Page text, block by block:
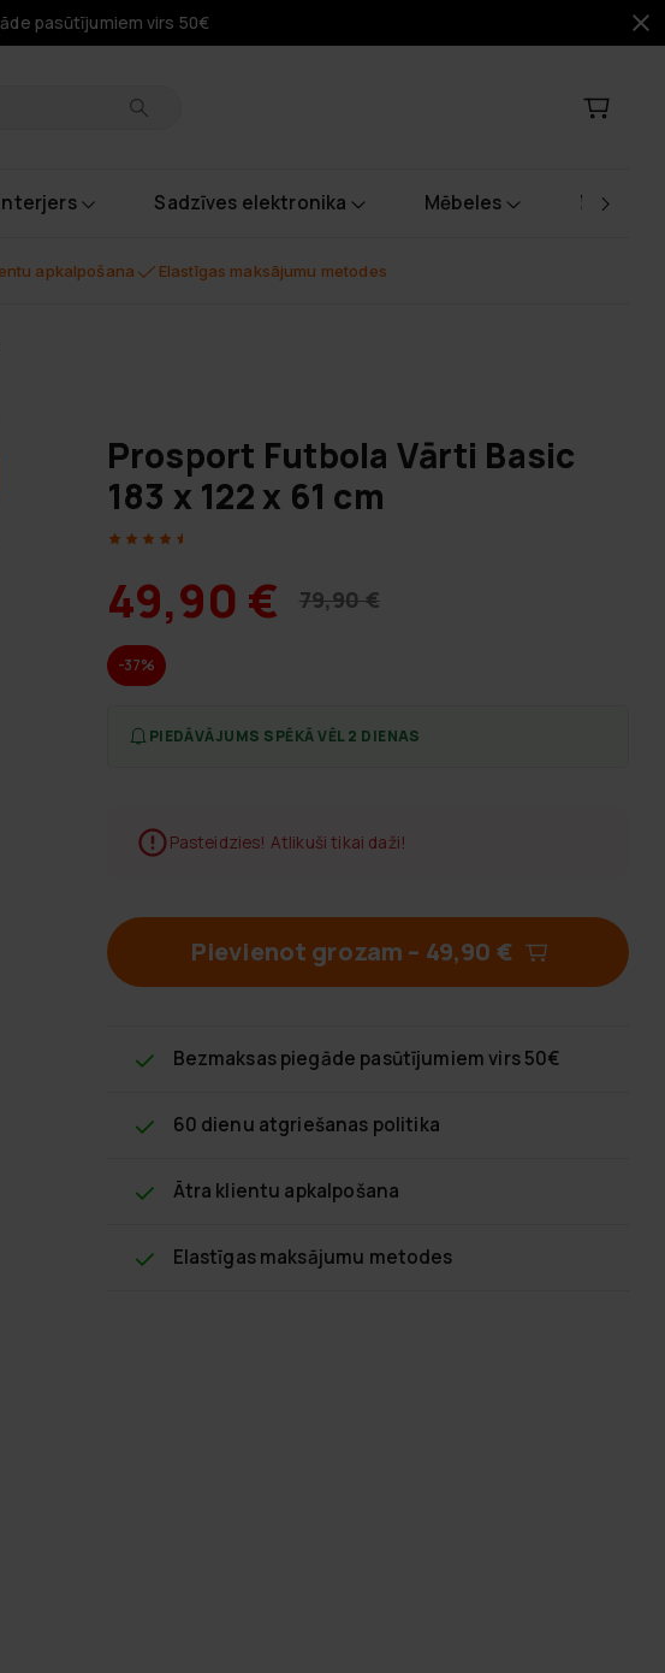
pasūtījumiem virs 50€
Sadzīves elektronika Mēbeles
apkalpošana Elastīgas maksājumu metodes
Prosport Futbola Vārti Basic
183 x 122 x 61 cm
49,90 € 79,90 €
-37%
PIEDĀVĀJUMS SPĒKĀ VĒL 2 DIENAS
Pasteidzies! Atlikuši tikai daži!
Pievienot grozam – 49,90 €
Bezmaksas piegāde pasūtījumiem virs 50€
60 dienu atgriešanas politika
Ātra klientu apkalpošana
Elastīgas maksājumu metodes